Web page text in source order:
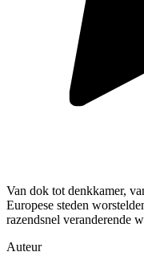
Van dok tot denkkamer,
Europese steden
razendsnel veranderende
Auteur